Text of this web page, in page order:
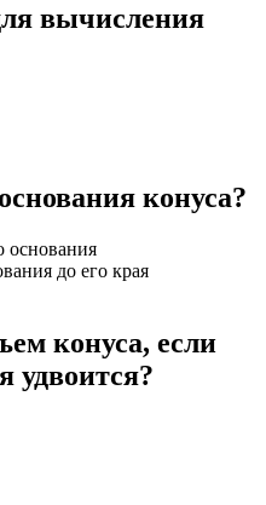
вычисления
конуса?
основания
до его края
конуса, если
удвоится?